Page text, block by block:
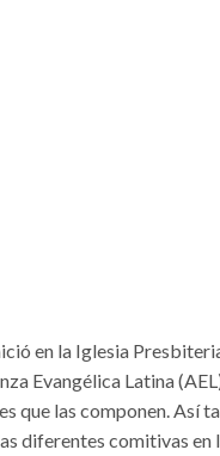
en la Iglesia
Evangélica Latina
que las componen. Así
diferentes comitivas